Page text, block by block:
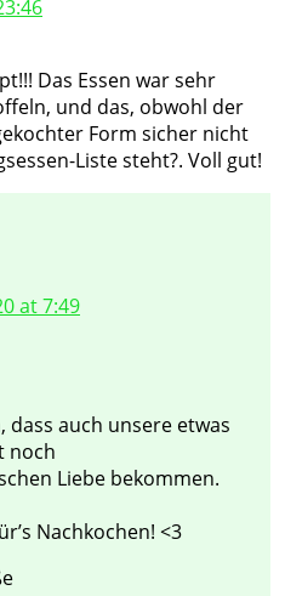
Das Essen war sehr
und das, obwohl der
Form sicher nicht
Liste steht?. Voll gut!
at 7:49
dass auch unsere etwas
noch
Liebe bekommen.
Nachkochen! <3